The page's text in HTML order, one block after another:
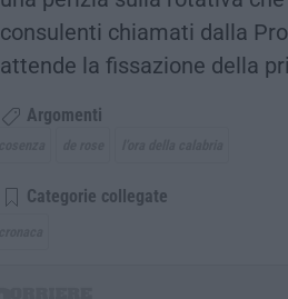
consulenti chiamati dalla
attende la fissazione della
Argomenti
Categorie collegate